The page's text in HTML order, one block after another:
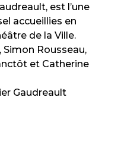
est l’une
accueillies en
de la Ville.
Simon Rousseau,
et Catherine
Gaudreault